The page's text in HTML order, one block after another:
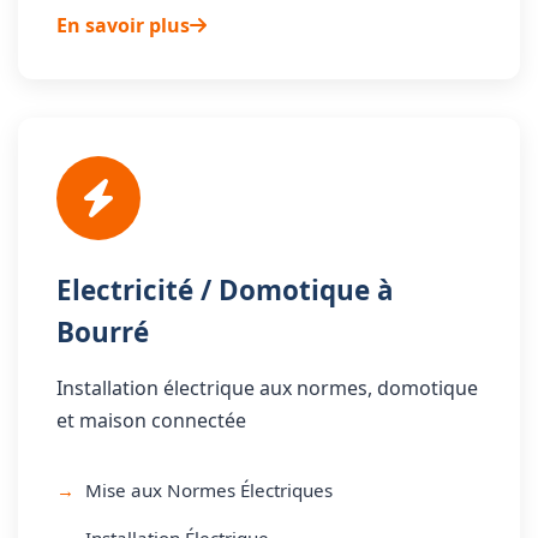
En savoir plus
Electricité / Domotique à
Bourré
Installation électrique aux normes, domotique
et maison connectée
Mise aux Normes Électriques